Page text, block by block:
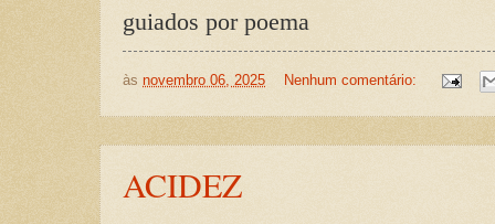
guiados por poema
às novembro 06, 2025 Nenhum comentário:
ACIDEZ